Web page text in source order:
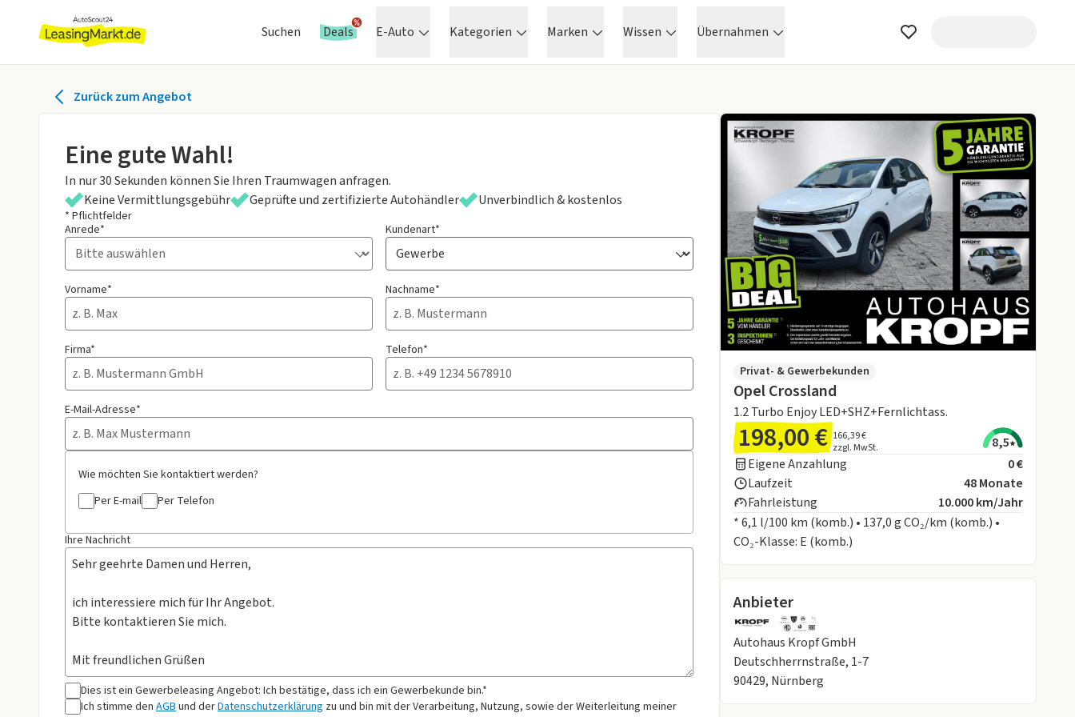
Suchen Deals E-Auto Kategorien Marken Wissen Übernahmen
Zurück zum Angebot
Eine gute Wahl!
In nur 30 Sekunden können Sie Ihren Traumwagen anfragen.
Keine Vermittlungsgebühr
Geprüfte und zertifizierte Autohändler Unverbindlich & kostenlos
* Pflichtfelder
Anrede*
Kundenart*
Vorname* Nachname*
Firma* Telefon*
E-Mail-Adresse*
Wie möchten Sie kontaktiert werden?
Per E-mail
Per Telefon
Ihre Nachricht
Dies ist ein Gewerbeleasing Angebot: Ich bestätige, dass ich ein Gewerbekunde bin.*
Ich stimme den AGBund derDatenschutzerklärung zu und bin mit der Verarbeitung, Nutzung, sowie der Weiterleitung meiner
Privat- & Gewerbekunden
Opel Crossland
1.2 Turbo Enjoy LED+SHZ+Fernlichtass.
198,00 € 166,39 €
zzgl. MwSt.
8,5
Eigene Anzahlung
0 €
Laufzeit
48 Monate
Fahrleistung
10.000 km/Jahr
* 6,1 l/100 km (komb.) • 137,0 g CO₂/km (komb.) •
CO₂-Klasse: E (komb.)
Anbieter
Autohaus Kropf GmbH
Deutschherrnstraße, 1-7
90429, Nürnberg